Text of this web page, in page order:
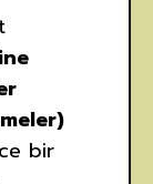
bir